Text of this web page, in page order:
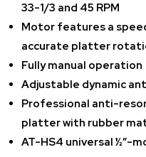
33-1/3 and 45 RPM
Motor features a
accurate platter
Fully manual operation
Adjustable dynamic
Professional anti-
platter with rubber
AT-HS4 universal ½”-